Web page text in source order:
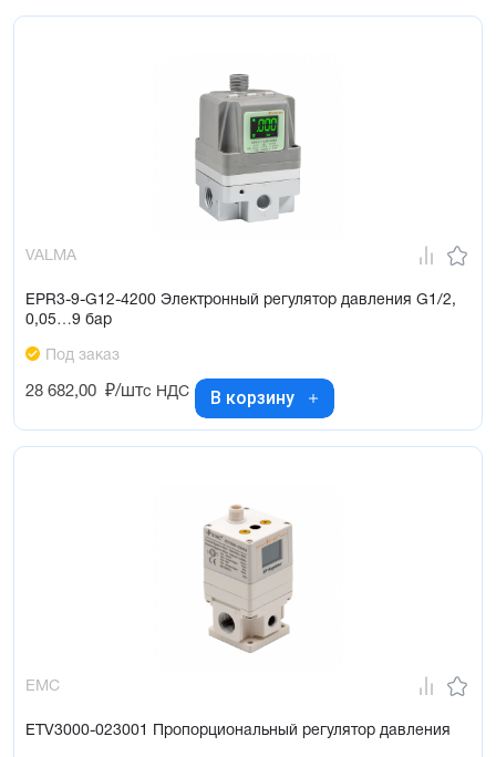
VALMA
EPR3-9-G12-4200 Электронный регулятор давления G1/2,
0,05…9 бар
Под заказ
28 682,00 ₽/штс НДС В корзину
EMC
ETV3000-023001 Пропорциональный регулятор давления